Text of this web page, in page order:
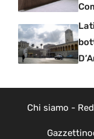
Chi siamo -